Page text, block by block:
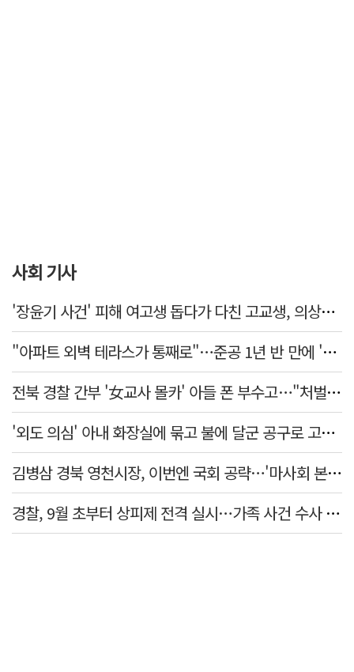
사회 기사
'장윤기 사건' 피해 여고생 돕다가 다친 고교생, 의상자 인정
"아파트 외벽 테라스가 통째로"…준공 1년 반 만에 '아찔 사고'
전북 경찰 간부 '女교사 몰카' 아들 폰 부수고…"처벌 못하는 사안" 내부망에 글
'외도 의심' 아내 화장실에 묶고 불에 달군 공구로 고문…남편 검거
김병삼 경북 영천시장, 이번엔 국회 공략…'마사회 본사 이전·광역교통망 확충' 요청
경찰, 9월 초부터 상피제 전격 실시…가족 사건 수사 못해